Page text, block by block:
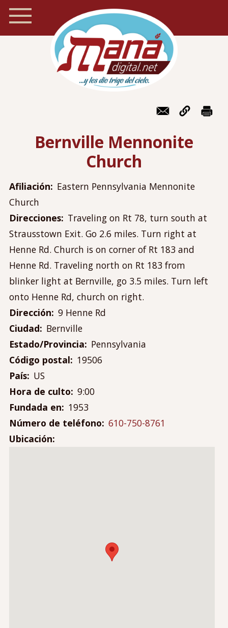
Pasar
contenido
Bernville Mennonite
Church
Afiliación
Eastern Pennsylvania Mennonite
Church
Direcciones
Traveling on Rt 78, turn south at
Strausstown Exit. Go 2.6 miles. Turn right at
Henne Rd. Church is on corner of Rt 183 and
Henne Rd. Traveling north on Rt 183 from
blinker light at Bernville, go 3.5 miles. Turn left
onto Henne Rd, church on right.
Dirección 9 Henne Rd
Ciudad
Bernville
Estado/Provincia
Pennsylvania
Código postal
19506
País
US
Hora de culto 9:00
Fundada en
1953
Número de teléfono 610-750-8761
Ubicación
móvil
Recursos
Localizador de iglesias
Acerca de Maná
Contáctanos
Menú
de
cuenta
de
usuario
Mi cuenta
Iniciar sesión